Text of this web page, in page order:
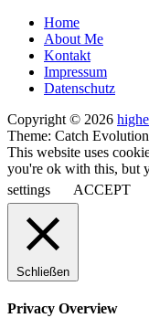
Seitenfuß-
Menü
Home
About Me
Kontakt
Impressum
Datenschutz
Copyright © 2026
Theme: Catch
This website uses
you're ok with this, but
settings
ACCEPT
Schließen
Privacy Overview